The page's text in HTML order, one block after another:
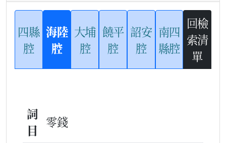
四縣
腔
海陸
腔
大埔
腔
饒平
腔
詔安
腔
南四
縣腔
回檢
索清
單
詞
目
零錢